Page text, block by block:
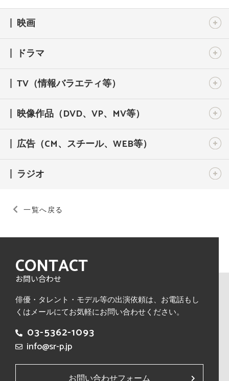
映画
ドラマ
TV（情報バラエティ等）
映像作品（DVD、VP、MV等）
広告（CM、スチール、WEB等）
ラジオ
一覧へ戻る
CONTACT
お問い合わせ
俳優・タレント・モデル等の出演依頼は、 お電話もし
くはメールにてお気軽にお問い合わせください。
03-5362-1093
info@sr-p.jp